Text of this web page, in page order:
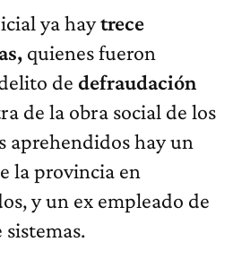
ya haytrece
quienes fueron
de defraudación
de la obra social de los
aprehendidos hay un
la provincia en
y un ex empleado de
sistemas.